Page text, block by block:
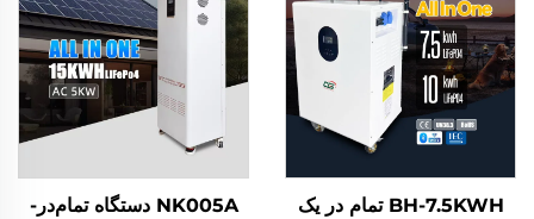
BH-7.5KWH تمام در یک
NK005A دستگاه تمام‌در-